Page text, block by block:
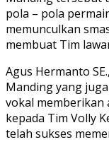
pola – pola
memunculkan
membuat Tim
Agus Hermanto
Manding yang
vokal memberikan
kepada Tim Volly
telah sukses